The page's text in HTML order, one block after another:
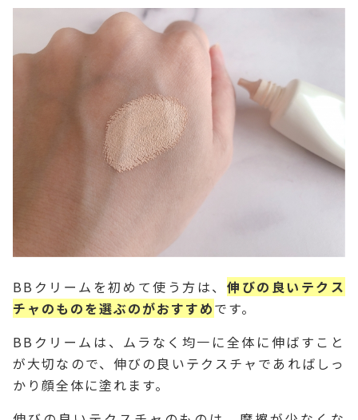
BBクリームを初めて使う方は、 伸びの良いテクス
チャのものを選ぶのがおすすめです。
BBクリームは、ムラなく均一に全体に伸ばすこと
が大切なので、伸びの良いテクスチャであればしっ
かり顔全体に塗れます。